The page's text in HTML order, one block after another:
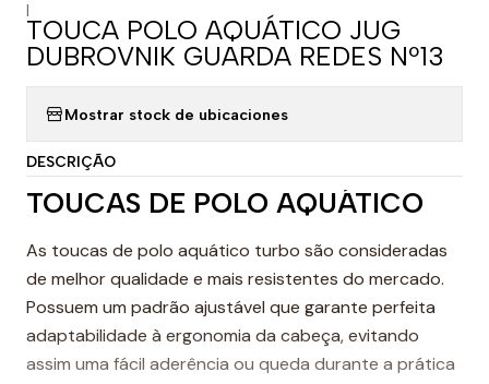
|
TOUCA POLO AQUÁTICO JUG
DUBROVNIK GUARDA REDES Nº13
Mostrar stock de ubicaciones
DESCRIÇÃO
TOUCAS DE POLO AQUÁTICO
As toucas de polo aquático turbo são consideradas
de melhor qualidade e mais resistentes do mercado.
Possuem um padrão ajustável que garante perfeita
adaptabilidade à ergonomia da cabeça, evitando
assim uma fácil aderência ou queda durante a prática